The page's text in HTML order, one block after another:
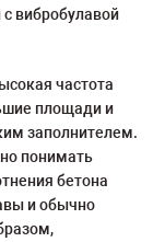
вибробулавой
частота
площади и
заполнителем.
понимать
бетона
и обычно